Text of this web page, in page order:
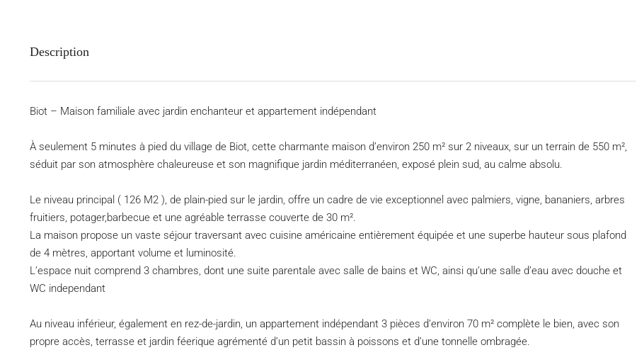
Description
Biot – Maison familiale avec jardin enchanteur et appartement indépendant
À seulement 5 minutes à pied du village de Biot, cette charmante maison d’environ 250 m² sur 2 niveaux, sur un terrain de 550 m²,
séduit par son atmosphère chaleureuse et son magnifique jardin méditerranéen, exposé plein sud, au calme absolu.
Le niveau principal ( 126 M2 ), de plain-pied sur le jardin, offre un cadre de vie exceptionnel avec palmiers, vigne, bananiers, arbres
fruitiers, potager,barbecue et une agréable terrasse couverte de 30 m².
La maison propose un vaste séjour traversant avec cuisine américaine entièrement équipée et une superbe hauteur sous plafond
de 4 mètres, apportant volume et luminosité.
L’espace nuit comprend 3 chambres, dont une suite parentale avec salle de bains et WC, ainsi qu’une salle d’eau avec douche et
WC independant
Au niveau inférieur, également en rez-de-jardin, un appartement indépendant 3 pièces d’environ 70 m² complète le bien, avec son
propre accès, terrasse et jardin féerique agrémenté d’un petit bassin à poissons et d’une tonnelle ombragée.